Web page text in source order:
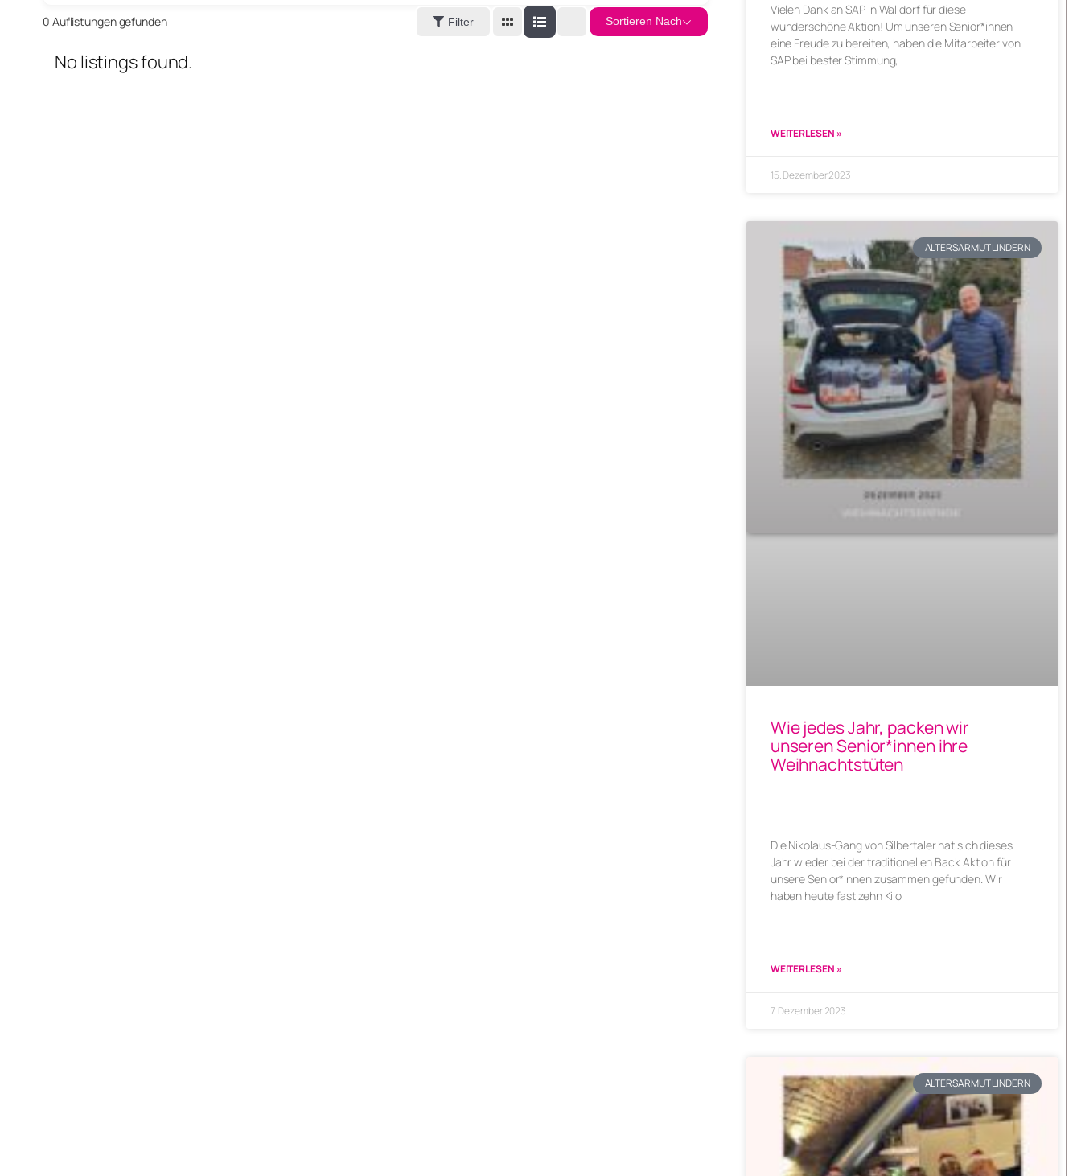
0 Auflistungen gefunden Filter Sortieren Nach
No listings found.
Vielen Dank an SAP in Walldorf für diese
wunderschöne Aktion! Um unseren Senior*innen
eine Freude zu bereiten, haben die Mitarbeiter von
SAP bei bester Stimmung,
WEITERLESEN »
15. Dezember 2023
ALTERSARMUT LINDERN
Wie jedes Jahr, packen wir
unseren Senior*innen ihre
Weihnachtstüten
Die Nikolaus-Gang von Silbertaler hat sich dieses
Jahr wieder bei der traditionellen Back Aktion für
unsere Senior*innen zusammen gefunden. Wir
haben heute fast zehn Kilo
WEITERLESEN »
7. Dezember 2023
ALTERSARMUT LINDERN